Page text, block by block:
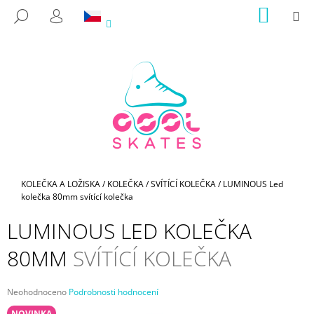
HLEDAT
PŘIHLÁŠENÍ KOŠÍK
Domů
KOLEČKA A LOŽISKA/ KOLEČKA/SVÍTÍCÍ KOLEČKA/ LUMINOUS Led
kolečka 80mmsvítící kolečka
LUMINOUS LED KOLEČKA
80MM SVÍTÍCÍ KOLEČKA
Průměrné
hodnocení
Neohodnoceno Podrobnosti hodnocení
E
B
U
J
E
E